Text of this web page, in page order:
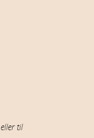
til